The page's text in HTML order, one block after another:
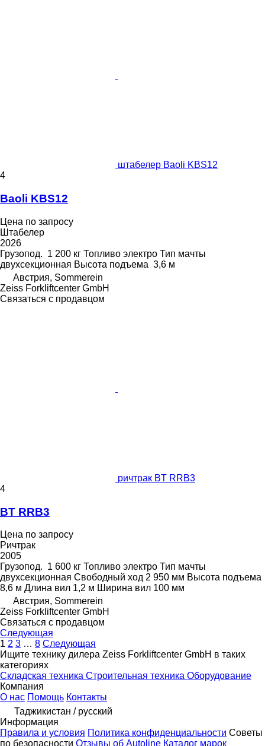
штабелер Baoli KBS12
4
Baoli KBS12
Цена по запросу
Штабелер
2026
Грузопод. 1 200 кг Топливо электро Тип мачты
двухсекционная Высота подъема 3,6 м
Австрия, Sommerein
Zeiss Forkliftcenter GmbH
Связаться с продавцом
ричтрак BT RRB3
4
BT RRB3
Цена по запросу
Ричтрак
2005
Грузопод. 1 600 кг Топливо электро Тип мачты
двухсекционная Свободный ход 2 950 мм Высота подъема
8,6 м Длина вил 1,2 м Ширина вил 100 мм
Австрия, Sommerein
Zeiss Forkliftcenter GmbH
Связаться с продавцом
Следующая
1 2 3 … 8 Следующая
Ищите технику дилера Zeiss Forkliftcenter GmbH в таких
категориях
Складская техника Строительная техника Оборудование
Компания
О нас Помощь Контакты
Таджикистан / русский
Информация
Правила и условия Политика конфиденциальности Советы
по безопасности Отзывы об Autoline Каталог марок